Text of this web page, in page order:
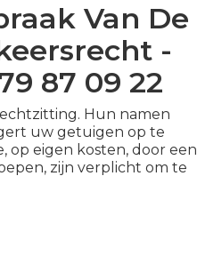
Van De
-
87 09 22
Hun namen
uw getuigen op te
op eigen kosten, door een
zijn verplicht om te